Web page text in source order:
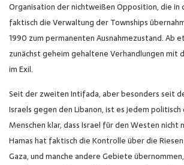
Organisation der nichtweißen Opposition, die in
faktisch die Verwaltung der Townships
1990 zum permanenten Ausnahmezustand. Ab
zunächst geheim gehaltene Verhandlungen mit
im Exil.
Seit der zweiten Intifada, aber besonders seit
Israels gegen den Libanon, ist es jedem
Menschen klar, dass Israel für den Westen nicht
Hamas hat faktisch die Kontrolle über die
Gaza, und manche andere Gebiete